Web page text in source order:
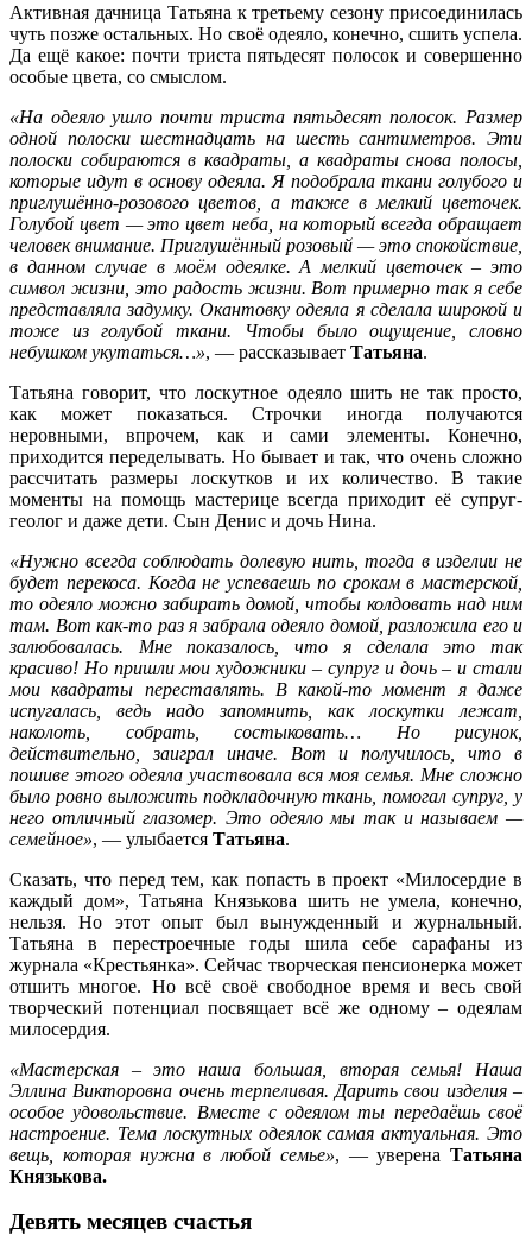
Активная дачница Татьяна к третьему сезону присоединилась
чуть позже остальных. Но своё одеяло, конечно, сшить успела.
Да ещё какое: почти триста пятьдесят полосок и совершенно
особые цвета, со смыслом.
«На одеяло ушло почти триста пятьдесят полосок. Размер
одной полоски шестнадцать на шесть сантиметров. Эти
полоски собираются в квадраты, а квадраты снова полосы,
которые идут в основу одеяла. Я подобрала ткани голубого и
приглушённо-розового цветов, а также в мелкий цветочек.
Голубой цвет — это цвет неба, на который всегда обращает
человек внимание. Приглушённый розовый — это спокойствие,
в данном случае в моём одеялке. А мелкий цветочек – это
символ жизни, это радость жизни. Вот примерно так я себе
представляла задумку. Окантовку одеяла я сделала широкой и
тоже из голубой ткани. Чтобы было ощущение, словно
небушком укутаться…», — рассказывает Татьяна.
Татьяна говорит, что лоскутное одеяло шить не так просто,
как может показаться. Строчки иногда получаются
неровными, впрочем, как и сами элементы. Конечно,
приходится переделывать. Но бывает и так, что очень сложно
рассчитать размеры лоскутков и их количество. В такие
моменты на помощь мастерице всегда приходит её супруг-
геолог и даже дети. Сын Денис и дочь Нина.
«Нужно всегда соблюдать долевую нить, тогда в изделии не
будет перекоса. Когда не успеваешь по срокам в мастерской,
то одеяло можно забирать домой, чтобы колдовать над ним
там. Вот как-то раз я забрала одеяло домой, разложила его и
залюбовалась. Мне показалось, что я сделала это так
красиво! Но пришли мои художники – супруг и дочь – и стали
мои квадраты переставлять. В какой-то момент я даже
испугалась, ведь надо запомнить, как лоскутки лежат,
наколоть, собрать, состыковать… Но рисунок,
действительно, заиграл иначе. Вот и получилось, что в
пошиве этого одеяла участвовала вся моя семья. Мне сложно
было ровно выложить подкладочную ткань, помогал супруг, у
него отличный глазомер. Это одеяло мы так и называем —
семейное», — улыбается Татьяна.
Сказать, что перед тем, как попасть в проект «Милосердие в
каждый дом», Татьяна Князькова шить не умела, конечно,
нельзя. Но этот опыт был вынужденный и журнальный.
Татьяна в перестроечные годы шила себе сарафаны из
журнала «Крестьянка». Сейчас творческая пенсионерка может
отшить многое. Но всё своё свободное время и весь свой
творческий потенциал посвящает всё же одному – одеялам
милосердия.
«Мастерская – это наша большая, вторая семья! Наша
Эллина Викторовна очень терпеливая. Дарить свои изделия –
особое удовольствие. Вместе с одеялом ты передаёшь своё
настроение. Тема лоскутных одеялок самая актуальная. Это
вещь, которая нужна в любой семье», — уверена Татьяна
Князькова.
Девять месяцев счастья